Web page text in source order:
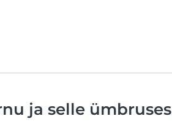
ja selle ümbruses